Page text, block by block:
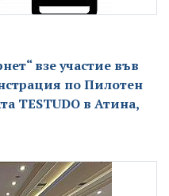
взе участие във
по Пилотен
TESTUDO в Атина,